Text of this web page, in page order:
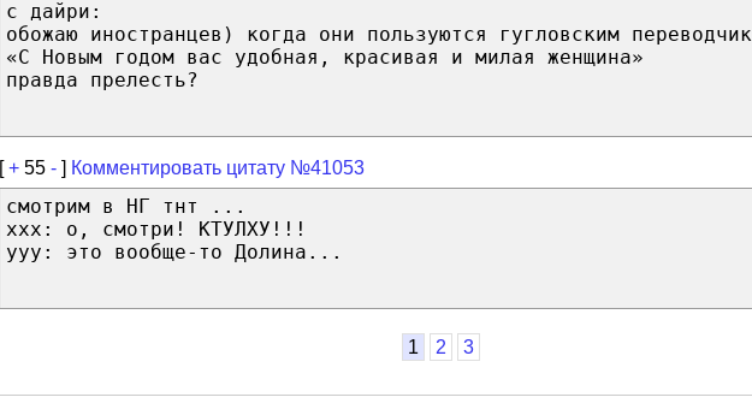
с дайри:
обожаю иностранцев) когда они пользуются гугловским
«С Новым годом вас удобная, красивая и милая женщина»
правда прелесть?
[+ 55 - ] Комментировать цитату №41053
смотрим в НГ тнт ...
ххх: о, смотри! КТУЛХУ!!!
ууу: это вообще-то Долина...
1 2 3